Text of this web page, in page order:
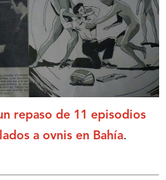
repaso de 11 episodios
a ovnis en Bahía.